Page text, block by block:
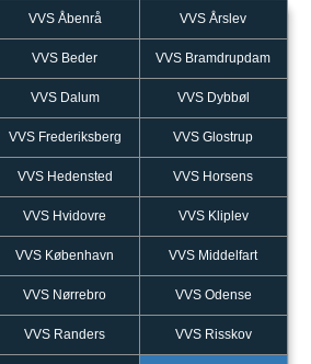
VVS Åbenrå VVS Årslev
VVS Beder VVS Bramdrupdam
VVS Dalum VVS Dybbøl
VVS Frederiksberg VVS Glostrup
VVS Hedensted VVS Horsens
VVS Hvidovre VVS Kliplev
VVS København VVS Middelfart
VVS Nørrebro VVS Odense
VVS Randers VVS Risskov